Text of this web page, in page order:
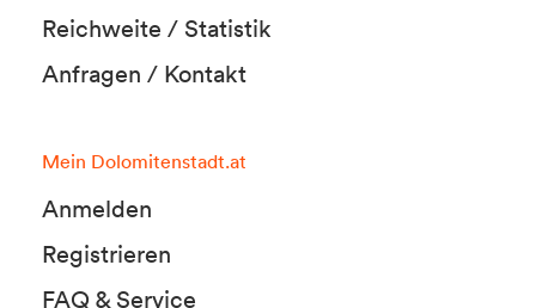
Reichweite / Statistik
Anfragen / Kontakt
Mein Dolomitenstadt.at
Anmelden
Registrieren
FAQ & Service